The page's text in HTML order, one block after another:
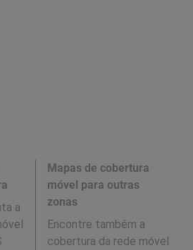
a
Mapas de cobertura
móvel para outras
zonas
Encontre também a
cobertura da rede móvel